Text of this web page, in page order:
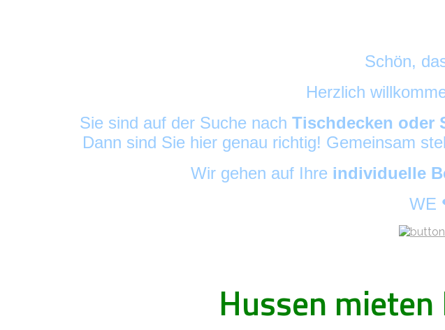
Schön,
Herzlich
Sie sind auf der Suche nach Tischdecken oder
Dann sind Sie hier genau richtig! Gemeinsam
Wir gehen auf Ihre individuelle
WE
Hussen